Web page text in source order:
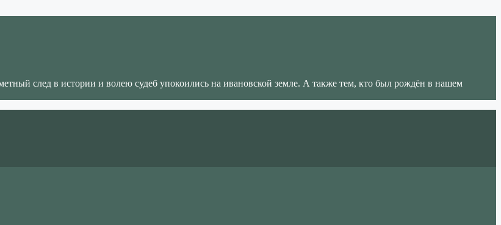
след в истории и волею судеб упокоились на ивановской земле. А также тем, кто был рождён в нашем